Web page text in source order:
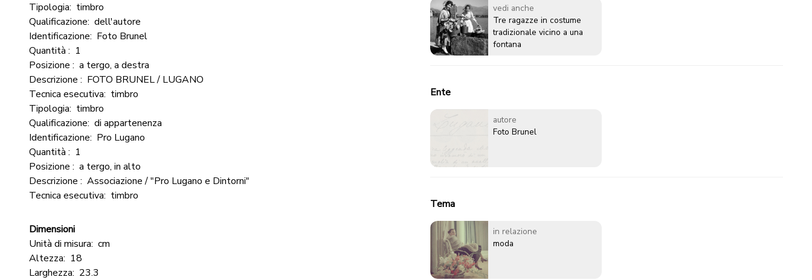
Tipologia: timbro
Qualificazione: dell'autore
Identificazione: Foto Brunel
Quantità : 1
Posizione : a tergo, a destra
Descrizione : FOTO BRUNEL / LUGANO
Tecnica esecutiva: timbro
Tipologia: timbro
Qualificazione: di appartenenza
Identificazione: Pro Lugano
Quantità : 1
Posizione : a tergo, in alto
Descrizione : Associazione / "Pro Lugano e Dintorni"
Tecnica esecutiva: timbro
Dimensioni
Unità di misura: cm
Altezza: 18
Larghezza: 23.3
vedi anche
Tre ragazze in costume
tradizionale vicino a una
fontana
Ente
autore
Foto Brunel
Tema
in relazione
moda